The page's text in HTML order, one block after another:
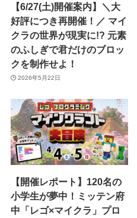
【6/27(土)開催案内】＼大
好評につき再開催！／ マイ
クラの世界が現実に!? 元素
のふしぎで君だけのブロッ
クを制作せよ！
2026年5月22日
【開催レポート】120名の
小学生が夢中！ミッテン府
中「レゴ×マイクラ」プロ